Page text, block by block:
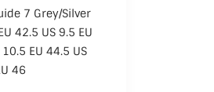
7 Grey/Silver
42.5 US 9.5 EU
EU 44.5 US
46